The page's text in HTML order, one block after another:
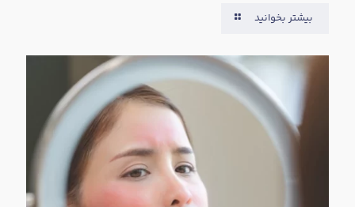
بیشتر بخوانید